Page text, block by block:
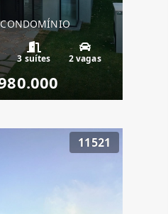
CONDOMÍNIO
3 suítes 2 vagas
11521